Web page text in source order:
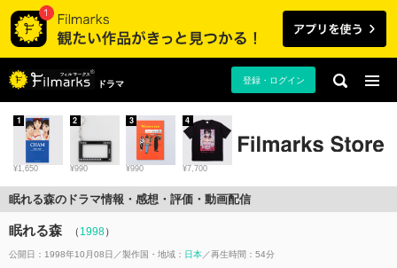
ドラマ 登録・ログイン
¥1,650
1
¥990
2
¥990
3
¥7,700
4
眠れる森のドラマ情報・感想・評価・動画配信
眠れる森 （ 1998）
公開日：1998年10月08日 製作国・地域： 日本 再生時間：54分